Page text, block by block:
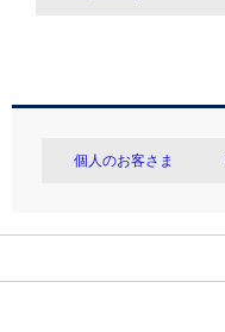
個人のお客さま